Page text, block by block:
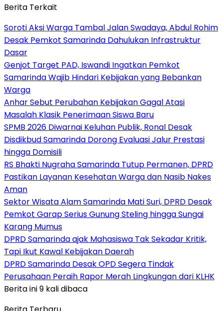
Berita Terkait
Soroti Aksi Warga Tambal Jalan Swadaya, Abdul Rohim
Desak Pemkot Samarinda Dahulukan Infrastruktur
Dasar
Genjot Target PAD, Iswandi Ingatkan Pemkot
Samarinda Wajib Hindari Kebijakan yang Bebankan
Warga
Anhar Sebut Perubahan Kebijakan Gagal Atasi
Masalah Klasik Penerimaan Siswa Baru
SPMB 2026 Diwarnai Keluhan Publik, Ronal Desak
Disdikbud Samarinda Dorong Evaluasi Jalur Prestasi
hingga Domisili
RS Bhakti Nugraha Samarinda Tutup Permanen, DPRD
Pastikan Layanan Kesehatan Warga dan Nasib Nakes
Aman
Sektor Wisata Alam Samarinda Mati Suri, DPRD Desak
Pemkot Garap Serius Gunung Steling hingga Sungai
Karang Mumus
DPRD Samarinda ajak Mahasiswa Tak Sekadar Kritik,
Tapi Ikut Kawal Kebijakan Daerah
DPRD Samarinda Desak OPD Segera Tindak
Perusahaan Peraih Rapor Merah Lingkungan dari KLHK
Berita ini 9 kali dibaca